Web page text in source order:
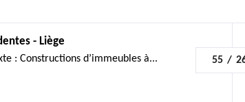
- Liège
: Constructions d’immeubles à... 55 /